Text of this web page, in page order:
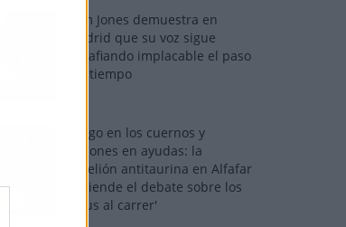
Tom Jones demuestra en
Madrid que su voz sigue
desafiando implacable el paso
del tiempo
Fuego en los cuernos y
millones en ayudas: la
rebelión antitaurina en Alfafar
enciende el debate sobre los
'bous al carrer'